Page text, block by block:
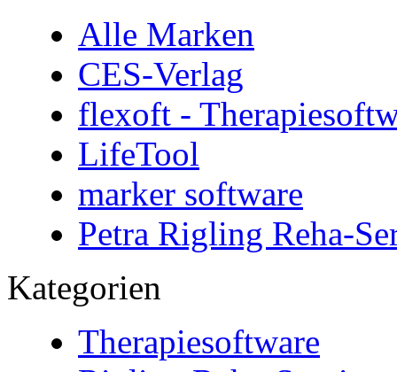
Alle Marken
CES-Verlag
flexoft -
LifeTool
marker software
Petra Rigling Reha-
Kategorien
Therapiesoftware